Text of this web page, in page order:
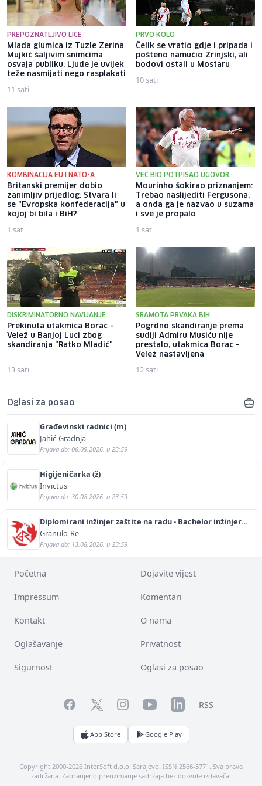
PREPOZNATLJIVO LICE
Mlada glumica iz Tuzle Zerina
Mujkić šaljivim snimcima
osvaja publiku: Ljude je uvijek
teže nasmijati nego rasplakati
11 sati
PRVO KOLO
Čelik se vratio gdje i pripada i
pošteno namučio Zrinjski, ali
bodovi ostali u Mostaru
10 sati
KOMBINACIJA EU I NATO-A
Britanski premijer dobio
zanimljiv prijedlog: Stvara li
se "Evropska konfederacija" u
kojoj bi bila i BiH?
1 sat
VEĆ BIO POTPISAO UGOVOR
Mourinho šokirao priznanjem:
Trebao naslijediti Fergusona,
a onda ga je nazvao u suzama
i sve je propalo
1 sat
DISKRIMINATORNO NAVIJANJE
Prekinuta utakmica Borac -
Velež u Banjoj Luci zbog
skandiranja "Ratko Mladić"
13 sati
SRAMOTA PRVAKA BIH
Pogrdno skandiranje prema
sudiji Admiru Musiću nije
prestalo, utakmica Borac -
Velež nastavljena
12 sati
Oglasi za posao
Građevinski radnici (m)
Jahić-Gradnja
Prijava do: 06.09.2026. u 23:59
Higijeničarka (ž)
Invictus
Prijava do: 30.08.2026. u 23:59
Diplomirani inžinjer zaštite na radu - Bachelor inžinjer
sigurnosti i pomoći (m/ž)
Granulo-Re
Prijava do: 13.08.2026. u 23:59
Početna Dojavite vijest
Impressum Komentari
Kontakt O nama
Oglašavanje Privatnost
Sigurnost Oglasi za posao
FacebookTwitterInstagramYouTubeLinkedInRSS
App Store Google Play
Copyright 2000-2026 InterSoft d.o.o. Sarajevo. ISSN 2566-3771. Sva prava
zadržana. Zabranjeno preuzimanje sadržaja bez dozvole izdavača.